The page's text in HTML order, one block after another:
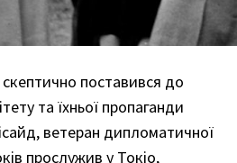
скептично поставився до
та їхньої пропаганди
ветеран дипломатичної
прослужив у Токіо,